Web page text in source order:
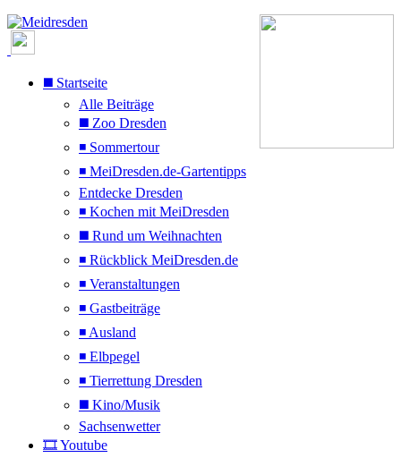
◼️ Startseite
Alle Beiträge
◼️ Zoo Dresden
◾ Sommertour
◾ MeiDresden.de-Gartentipps
Entdecke Dresden
◾ Kochen mit MeiDresden
◼️ Rund um Weihnachten
◾ Rückblick MeiDresden.de
◾ Veranstaltungen
◾ Gastbeiträge
◾ Ausland
◾ Elbpegel
◾ Tierrettung Dresden
◼️ Kino/Musik
Sachsenwetter
🎞️ Youtube